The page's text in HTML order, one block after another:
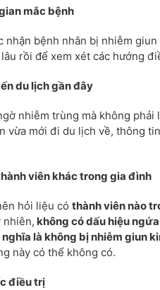
mắc bệnh
nhận bệnh nhân bị nhiễm
rồi để xem xét các hướng
du lịch gần đây
nhiễm trùng mà không
vừa mới đi du lịch về, thông
viên khác trong gia đình
hỏi liệu có thành viên nào
nhiên, không có dấu hiệu
là không bị nhiễm giun
này có thể không có.
điều trị